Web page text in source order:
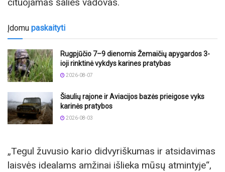
cituojamas šalies vadovas.
Įdomu paskaityti
Rugpjūčio 7–9 dienomis Žemaičių apygardos 3-
ioji rinktinė vykdys karines pratybas
2026-08-07
Šiaulių rajone ir Aviacijos bazės prieigose vyks
karinės pratybos
2026-08-03
„Tegul žuvusio kario didvyriškumas ir atsidavimas
laisvės idealams amžinai išlieka mūsų atmintyje“,